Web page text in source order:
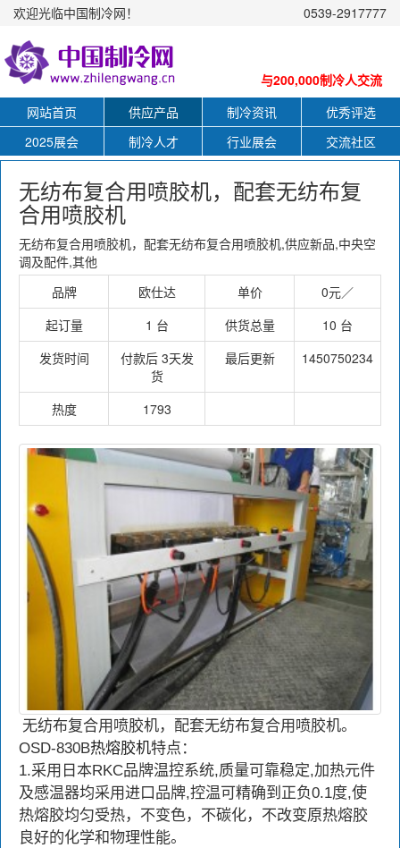
欢迎光临中国制冷网！ 0539-2917777
与200,000制冷人交流
网站首页
供应产品 制冷资讯
优秀评选
2025展会
制冷人才 行业展会 交流社区
无纺布复合用喷胶机，配套无纺布复
合用喷胶机
无纺布复合用喷胶机，配套无纺布复合用喷胶机,供应新品,中央空
调及配件,其他
品牌
欧仕达 单价
0元／
起订量
1 台 供货总量
10 台
发货时间
付款后 3天发
货
最后更新 1450750234
热度 1793
无纺布复合用喷胶机，配套无纺布复合用喷胶机。
OSD-830B热熔胶机特点：
1.采用日本RKC品牌温控系统,质量可靠稳定,加热元件
及感温器均采用进口品牌,控温可精确到正负0.1度,使
热熔胶均匀受热，不变色，不碳化，不改变原热熔胶
良好的化学和物理性能。